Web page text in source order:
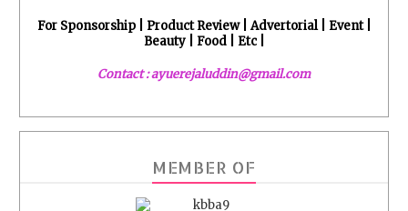
For Sponsorship | Product Review | Advertorial | Event |
Beauty | Food | Etc |
Contact : ayuerejaluddin@gmail.com
MEMBER OF